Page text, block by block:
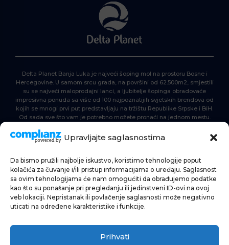
Upravljajte saglasnostima
Da bismo pružili najbolje iskustvo, koristimo tehnologije poput
kolačića za čuvanje i/ili pristup informacijama o uređaju. Saglasnost
sa ovim tehnologijama će nam omogućiti da obrađujemo podatke
kao što su ponašanje pri pregledanju ili jedinstveni ID-ovi na ovoj
veb lokaciji. Nepristanak ili povlačenje saglasnosti može negativno
uticati na određene karakteristike i funkcije.
Prihvati
Delta Planet Banja Luka je najveći šoping mol na prostoru Bosne i
Hercegovine. U samom srcu grada, na površini od 62.500m2, smjestili
su se najveći maloprodajni lanci, a ljubitelje šopinga obradovaće
impresivna ponuda sa više od 100 najpoznatijih svjetskih brendova od
kojih se mnogi prvi put predstavljaju na tržištu Republike Srpske i BiH.
Od sada sve što vam je potrebno možete pronaći na jednom mestu.
POČETNA
ŠOPING
AKTUELNOSTI
ZABAVA